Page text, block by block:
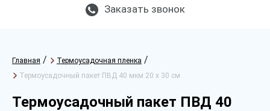
Заказать звонок
Главная / Термоусадочная пленка /
Термоусадочный пакет ПВД 40 мкм 20 х 30 см
Термоусадочный пакет ПВД 40